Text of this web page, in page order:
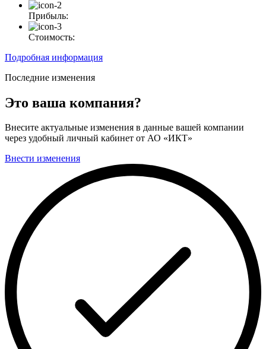
Прибыль:
Стоимость:
Подробная информация
Последние изменения
Это ваша компания?
Внесите актуальные изменения в данные вашей компании
через удобный личный кабинет от АО «ИКТ»
Внести изменения